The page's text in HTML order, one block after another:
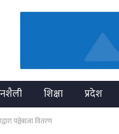
शिक्षा प्रदेश
पञ्चेबाजा वितरण